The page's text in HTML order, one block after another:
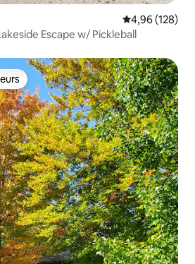
Évaluation
4,96 (128)
Escape w/ Pickleball